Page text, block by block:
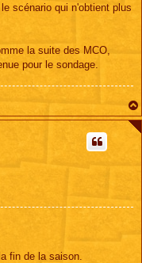
scénario qui n'obtient plus
la suite des MCO,
pour le sondage.
fin de la saison.